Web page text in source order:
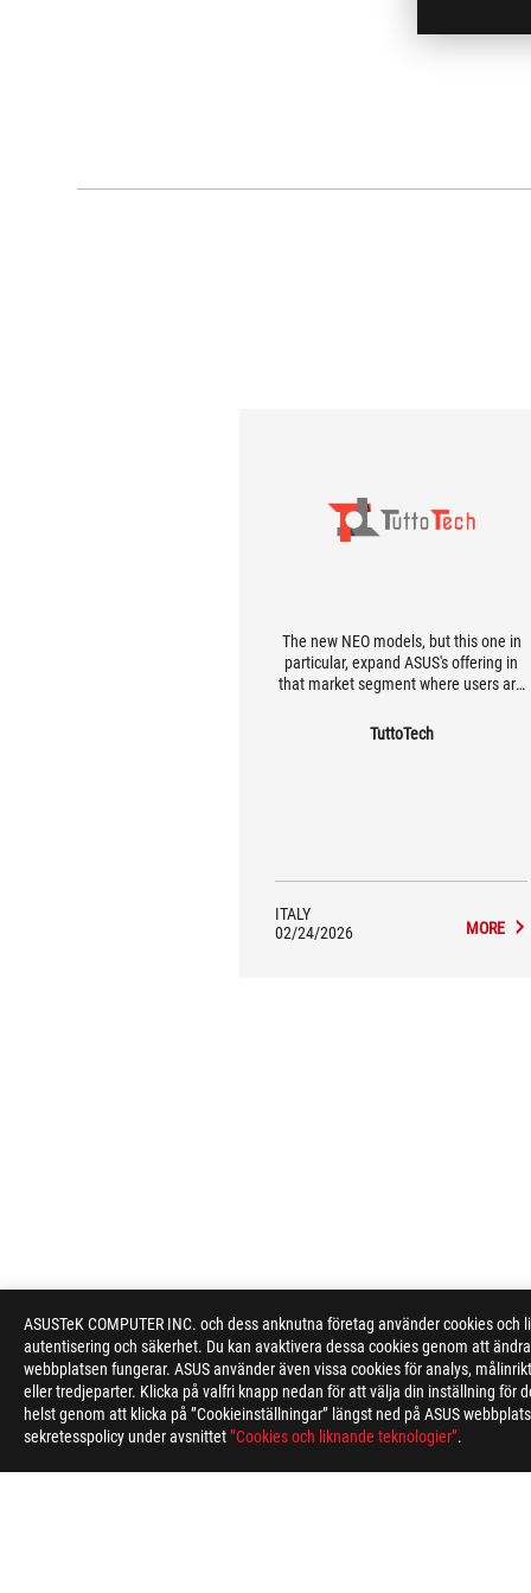
ASUSTeK COMPUTER INC. och dess anknutna företag använder cookies
autentisering och säkerhet. Du kan avaktivera dessa cookies genom att
webbplatsen fungerar. ASUS använder även vissa cookies för analys,
eller tredjeparter. Klicka på valfri knapp nedan för att välja din inställning för
helst genom att klicka på ”Cookieinställningar” längst ned på ASUS
sekretesspolicy under avsnittet”Cookies och liknande teknologier”.
The new NEO models, but this one in
particular, expand ASUS's offering in
that market segment where users are
compromise between quality and
TuttoTech
ITALY
02/24/2026
MORE